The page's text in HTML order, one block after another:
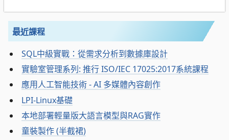
最近課程
SQL中級實戰：從需求分析到數據庫設計
實驗室管理系列: 推行 ISO/IEC 17025:2017系統課程
應用人工智能技術 - AI 多媒體內容創作
LPI-Linux基礎
本地部署輕量版大語言模型與RAG實作
童裝製作 (半截裙)